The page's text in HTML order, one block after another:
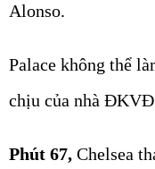
Alonso.
Palace không thể
chịu của nhà ĐKVĐ
Phút 67, Chelsea